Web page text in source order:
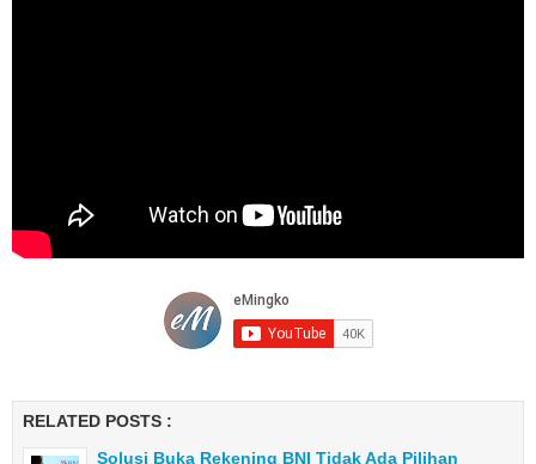
RELATED POSTS :
Solusi Buka Rekening BNI Tidak Ada Pilihan